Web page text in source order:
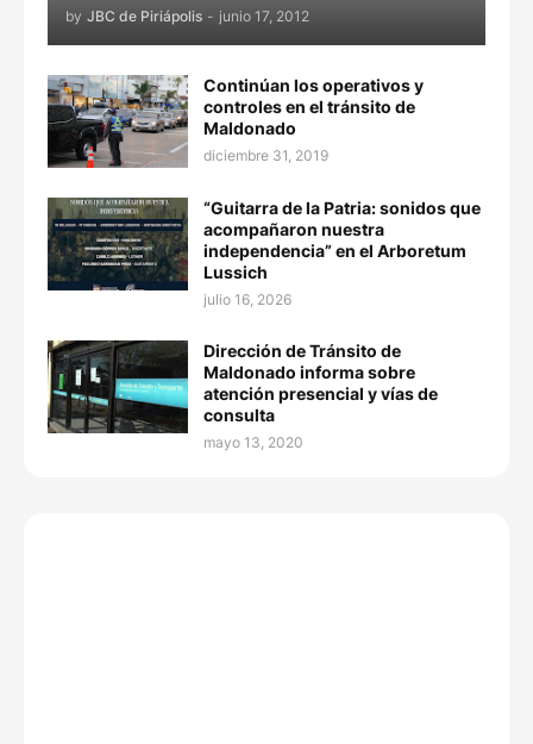
by JBC de Piriápolis - junio 17, 2012
Continúan los operativos y
controles en el tránsito de
Maldonado
diciembre 31, 2019
“Guitarra de la Patria: sonidos que
acompañaron nuestra
independencia” en el Arboretum
Lussich
julio 16, 2026
Dirección de Tránsito de
Maldonado informa sobre
atención presencial y vías de
consulta
mayo 13, 2020